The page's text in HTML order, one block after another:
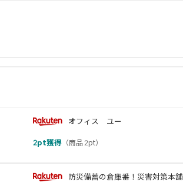
オフィス ユー
2pt獲得 （商品 2pt）
防災備蓄の倉庫番！災害対策本舗